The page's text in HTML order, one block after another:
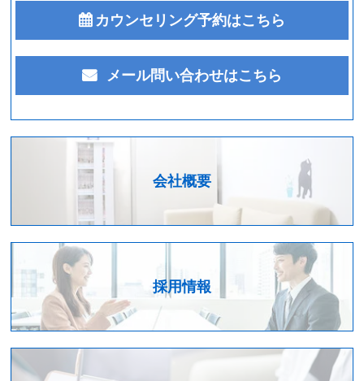
カウンセリング予約はこちら
メール問い合わせはこちら
会社概要
採用情報